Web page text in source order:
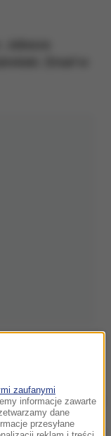
Teatru Słowackiego
zaufanymi
informacje zawarte
dane
przesyłane